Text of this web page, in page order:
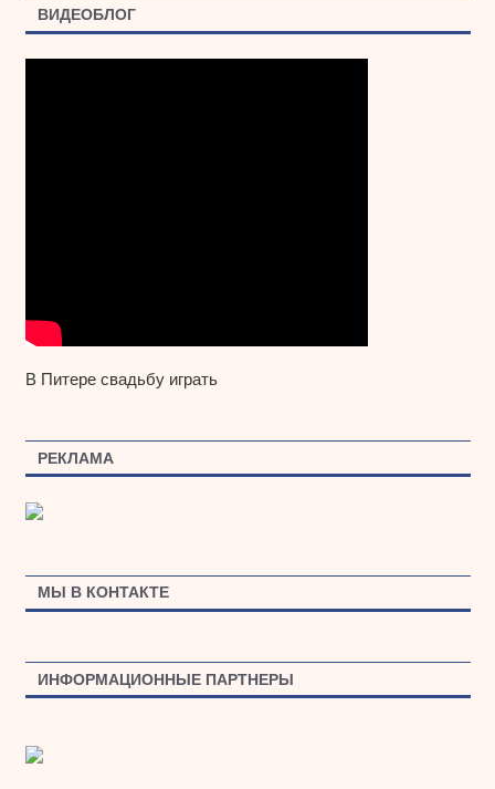
ВИДЕОБЛОГ
В Питере свадьбу играть
РЕКЛАМА
МЫ В КОНТАКТЕ
ИНФОРМАЦИОННЫЕ ПАРТНЕРЫ